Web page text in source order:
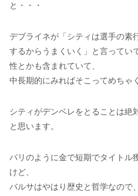
と・・・
デブライネが「シティは選手の素
するからうまくいく」と言ってい
性とかも含まれていて、
中長期的にみればそこってめちゃ
シティがデンベレをとることは絶
と思います。
パリのように金で短期でタイトル
けど、
バルサはやはり歴史と哲学なので